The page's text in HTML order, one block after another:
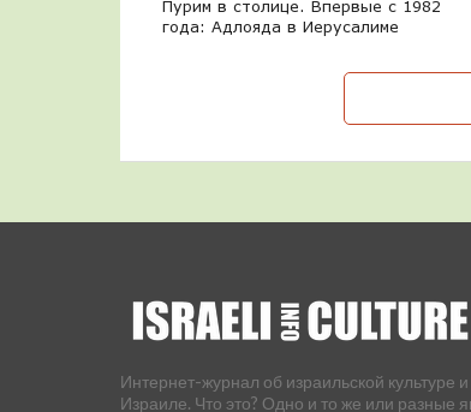
Пурим в столице. Впервые с 1982
года: Адлояда в Иерусалиме
Интернет-журнал об израильской культуре и
Израиле. Что это? Одно и то же или разные